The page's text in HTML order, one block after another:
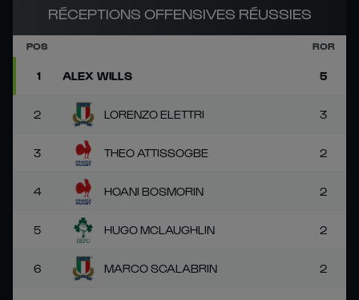
RÉCEPTIONS OFFENSIVES RÉUSSIES
POS ROR
1 ALEX WILLS 5
2 LORENZO ELETTRI 3
3 THEO ATTISSOGBE 2
4 HOANI BOSMORIN 2
5 HUGO MCLAUGHLIN 2
6 MARCO SCALABRIN 2